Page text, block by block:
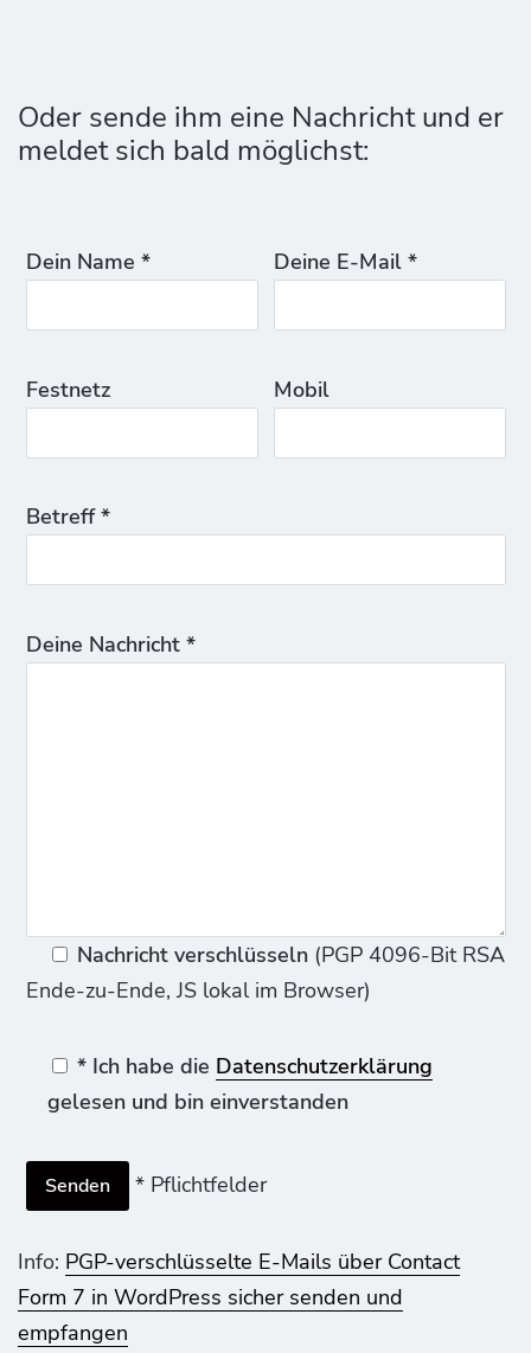
Oder sende ihm eine Nachricht und er
meldet sich bald möglichst:
Dein Name * Deine E-Mail *
Festnetz Mobil
Betreff *
Deine Nachricht *
Nachricht verschlüsseln(PGP 4096-Bit RSA
Ende-zu-Ende, JS lokal im Browser)
* Ich habe die Datenschutzerklärung
gelesen und bin einverstanden
* Pflichtfelder
Info: PGP-verschlüsselte E-Mails über Contact
Form 7 in WordPress sicher senden und
empfangen